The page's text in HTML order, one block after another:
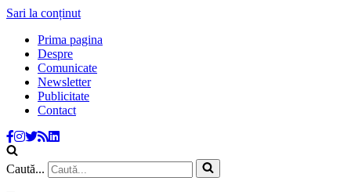
Sari la conținut
Prima pagina
Despre
Comunicate
Newsletter
Publicitate
Contact
Caută...